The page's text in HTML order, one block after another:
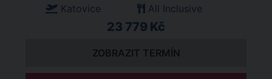
Katovice
All Inclusive
23 779 Kč
ZOBRAZIT TERMÍN